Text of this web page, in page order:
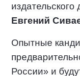
Евгений
Опытные
России» и